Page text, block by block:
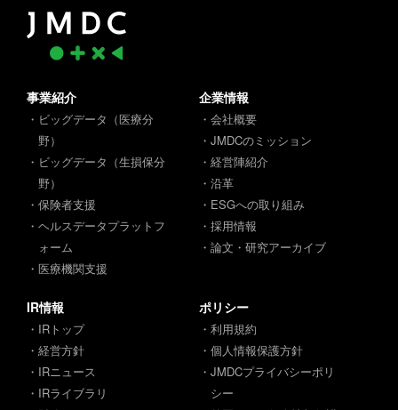
事業紹介
・ビッグデータ（医療分
野）
・ビッグデータ（生損保分
野）
・保険者支援
・ヘルスデータプラットフ
ォーム
・医療機関支援
企業情報
・会社概要
・JMDCのミッション
・経営陣紹介
・沿革
・ESGへの取り組み
・採用情報
・論文・研究アーカイブ
IR情報
・IRトップ
・経営方針
・IRニュース
・IRライブラリ
ポリシー
・利用規約
・個人情報保護方針
・JMDCプライバシーポリ
シー